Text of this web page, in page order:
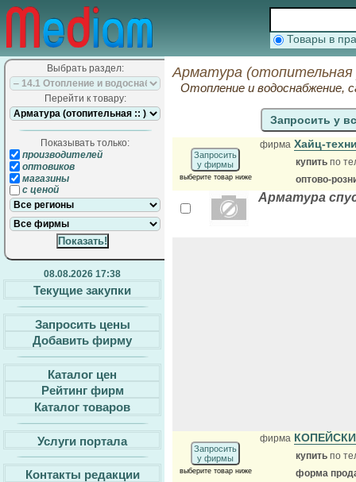
Товары в
Выбрать раздел:
Перейти к товару:
Показывать только:
производителей
оптовиков
магазины
с ценой
08.08.2026 17:38
Текущие закупки
Запросить цены
Добавить фирму
Каталог цен
Рейтинг фирм
Каталог товаров
Услуги портала
Контакты редакции
Арматура
Отопление и водоснабжение,
Запросить у
Запросить
у фирмы
выберите товар ниже
фирма Хайц-
купить по
оптово-
Арматура
Запросить
у фирмы
выберите товар ниже
фирма
купить по
форма